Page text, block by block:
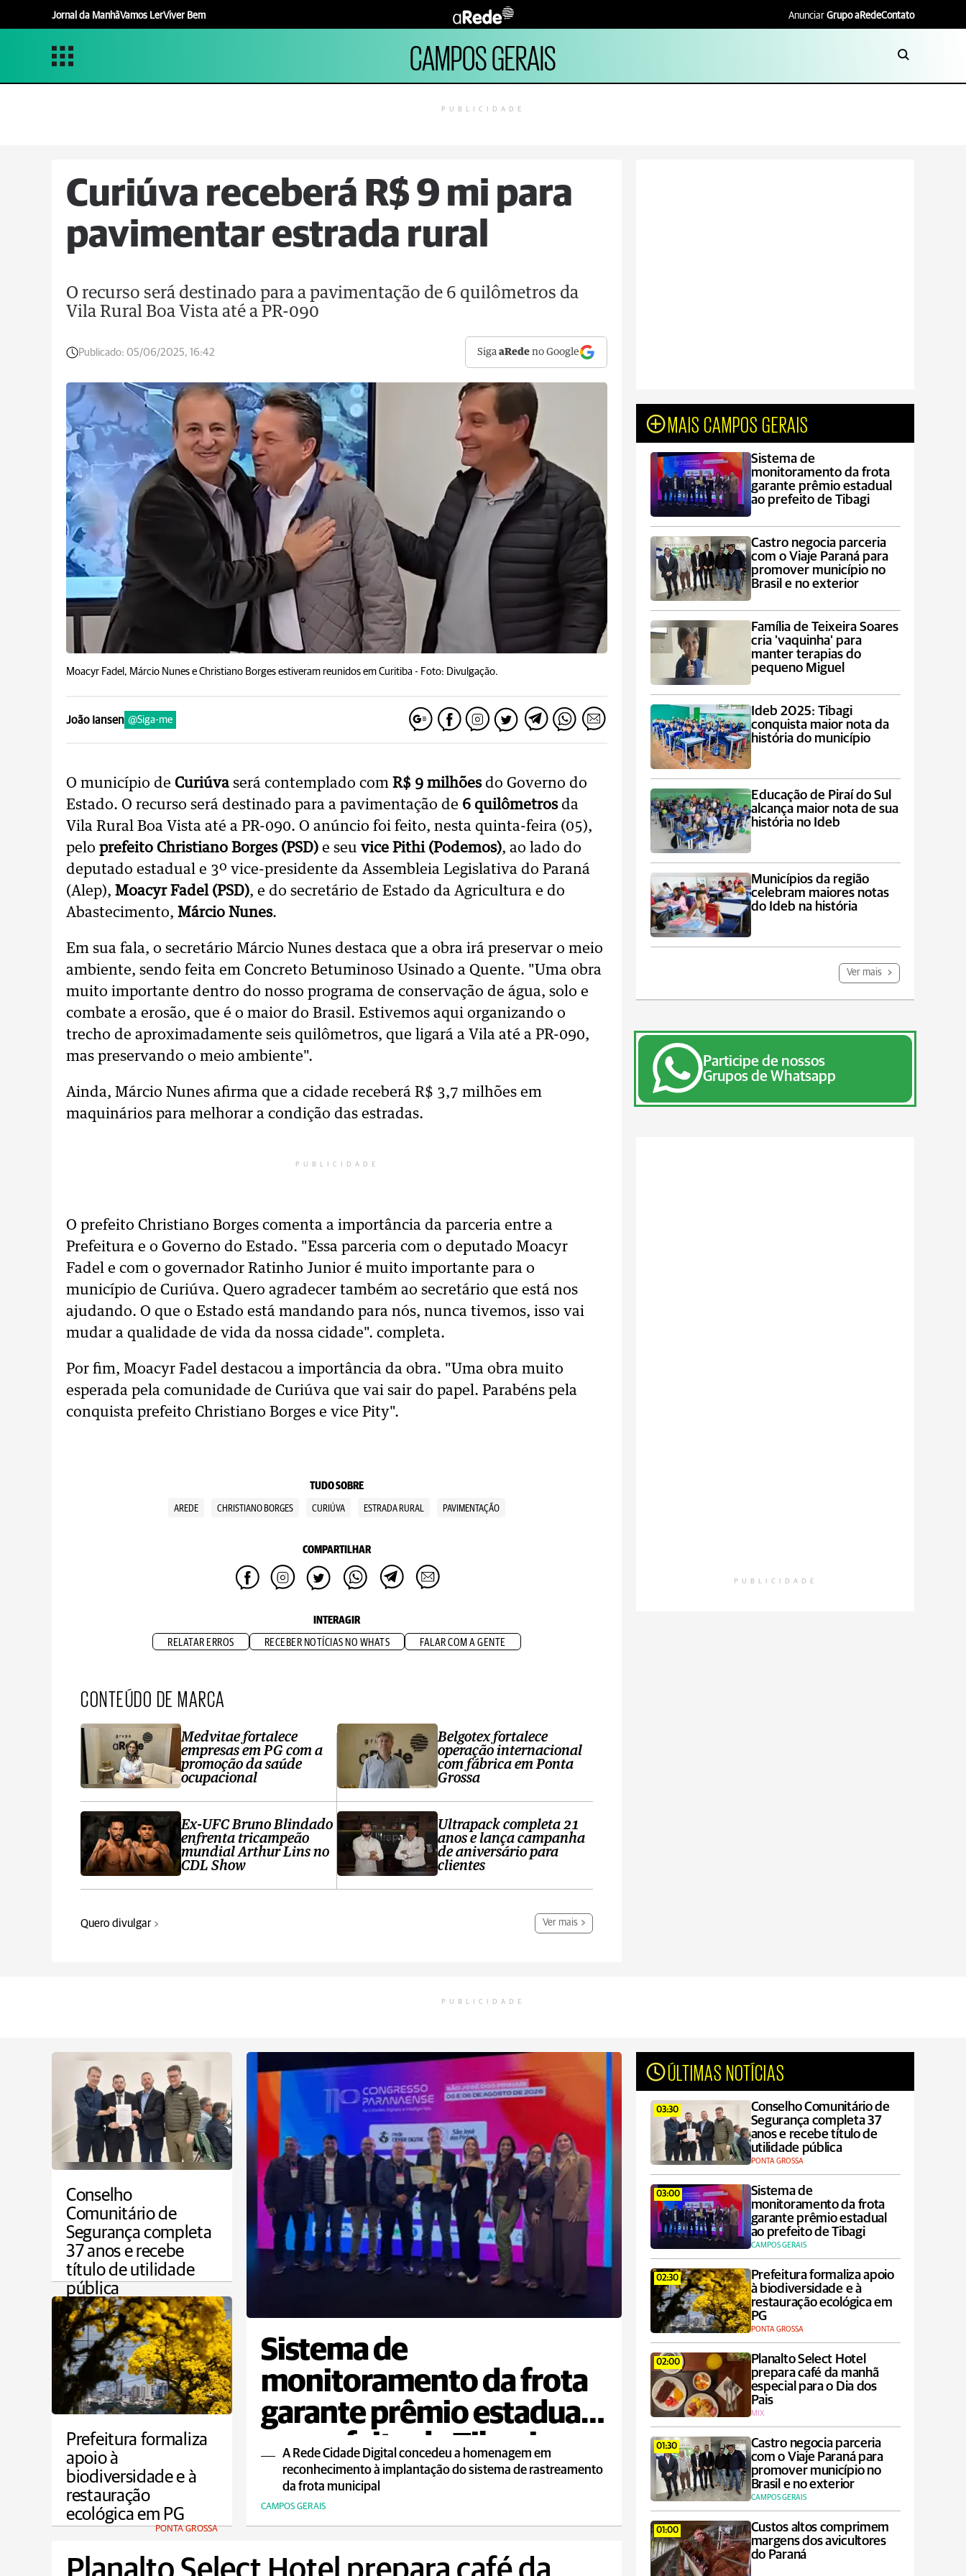
Jornal da ManhãVamos LerViver Bem Anunciar Grupo aRedeContato
CAMPOS GERAIS
PUBLICIDADE
Curiúva receberá R$ 9 mi para
pavimentar estrada rural
O recurso será destinado para a pavimentação de 6 quilômetros da
Vila Rural Boa Vista até a PR-090
Publicado: 05/06/2025, 16:42 SigaaRede no Google
Moacyr Fadel, Márcio Nunes e Christiano Borges estiveram reunidos em Curitiba - Foto: Divulgação.
João Iansen @Siga-me
O município de Curiúvaserá contemplado com R$ 9 milhõesdo Governo do
Estado. O recurso será destinado para a pavimentação de 6 quilômetrosda
Vila Rural Boa Vista até a PR-090. O anúncio foi feito, nesta quinta-feira (05),
pelo prefeito Christiano Borges (PSD) e seu vice Pithi (Podemos), ao lado do
deputado estadual e 3º vice-presidente da Assembleia Legislativa do Paraná
(Alep), Moacyr Fadel (PSD), e do secretário de Estado da Agricultura e do
Abastecimento, Márcio Nunes.
Em sua fala, o secretário Márcio Nunes destaca que a obra irá preservar o meio
ambiente, sendo feita em Concreto Betuminoso Usinado a Quente. "Uma obra
muito importante dentro do nosso programa de conservação de água, solo e
combate a erosão, que é o maior do Brasil. Estivemos aqui organizando o
trecho de aproximadamente seis quilômetros, que ligará a Vila até a PR-090,
mas preservando o meio ambiente".
Ainda, Márcio Nunes afirma que a cidade receberá R$ 3,7 milhões em
maquinários para melhorar a condição das estradas.
PUBLICIDADE
O prefeito Christiano Borges comenta a importância da parceria entre a
Prefeitura e o Governo do Estado. "Essa parceria com o deputado Moacyr
Fadel e com o governador Ratinho Junior é muito importante para o
município de Curiúva. Quero agradecer também ao secretário que está nos
ajudando. O que o Estado está mandando para nós, nunca tivemos, isso vai
mudar a qualidade de vida da nossa cidade". completa.
Por fim, Moacyr Fadel destacou a importância da obra. "Uma obra muito
esperada pela comunidade de Curiúva que vai sair do papel. Parabéns pela
conquista prefeito Christiano Borges e vice Pity".
TUDO SOBRE
AREDE CHRISTIANO BORGES CURIÚVA ESTRADA RURAL PAVIMENTAÇÃO
COMPARTILHAR
INTERAGIR
RELATAR ERROS RECEBER NOTÍCIAS NO WHATS FALAR COM A GENTE
CONTEÚDO DE MARCA
Medvitae fortalece
empresas em PG com a
promoção da saúde
ocupacional
Ex-UFC Bruno Blindado
enfrenta tricampeão
mundial Arthur Lins no
CDL Show
Belgotex fortalece
operação internacional
com fábrica em Ponta
Grossa
Ultrapack completa 21
anos e lança campanha
de aniversário para
clientes
Quero divulgar Ver mais
MAIS CAMPOS GERAIS
Sistema de
monitoramento da frota
garante prêmio estadual
ao prefeito de Tibagi
Castro negocia parceria
com o Viaje Paraná para
promover município no
Brasil e no exterior
Família de Teixeira Soares
cria 'vaquinha' para
manter terapias do
pequeno Miguel
Ideb 2025: Tibagi
conquista maior nota da
história do município
Educação de Piraí do Sul
alcança maior nota de sua
história no Ideb
Municípios da região
celebram maiores notas
do Ideb na história
Ver mais
Participe de nossos
Grupos de Whatsapp
PUBLICIDADE
PUBLICIDADE
Conselho
Comunitário de
Segurança completa
37 anos e recebe
título de utilidade
pública
PONTA GROSSA
Sistema de
monitoramento da frota
garante prêmio estadual
ao prefeito de Tibagi
A Rede Cidade Digital concedeu a homenagem em
reconhecimento à implantação do sistema de rastreamento
da frota municipal
CAMPOS GERAIS
ÚLTIMAS NOTÍCIAS
03:30
Conselho Comunitário de
Segurança completa 37
anos e recebe título de
utilidade pública
PONTA GROSSA
03:00
Sistema de
monitoramento da frota
garante prêmio estadual
ao prefeito de Tibagi
CAMPOS GERAIS
02:30
Prefeitura formaliza apoio
à biodiversidade e à
restauração ecológica em
PG
PONTA GROSSA
02:00
Planalto Select Hotel
prepara café da manhã
especial para o Dia dos
Pais
MIX
01:30
Castro negocia parceria
com o Viaje Paraná para
promover município no
Brasil e no exterior
CAMPOS GERAIS
01:00
Custos altos comprimem
margens dos avicultores
do Paraná
Prefeitura formaliza
apoio à
biodiversidade e à
restauração
ecológica em PG
PONTA GROSSA